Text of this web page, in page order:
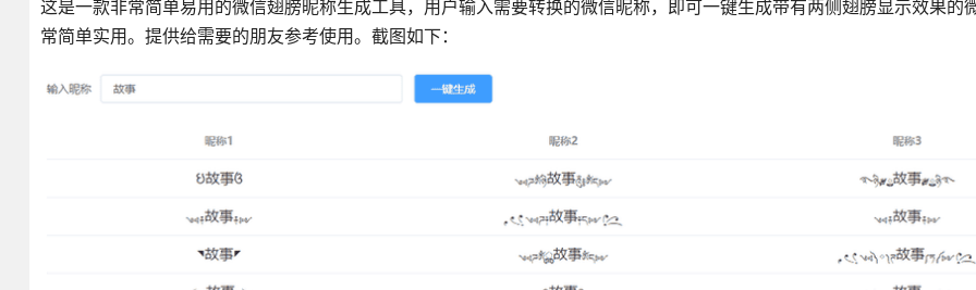
这是一款非常简单易用的微信翅膀昵称生成工具，用户输入需要转换的微信昵称，即可一键生成带有两侧翅膀显示效果的
常简单实用。提供给需要的朋友参考使用。截图如下：